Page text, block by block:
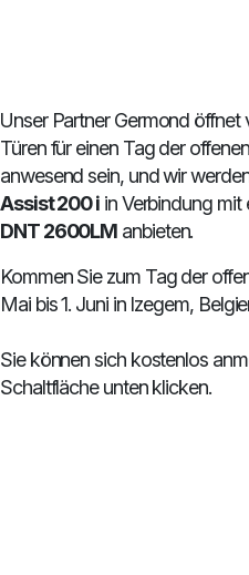
Unser Partner Germond öffnet
Türen für einen Tag der
anwesend sein, und wir
Assist 200 i in Verbindung mit
DNT 2600LM anbieten.
Kommen Sie zum Tag der
Mai bis 1. Juni in Izegem,
Sie können sich kostenlos
Schaltfläche unten klicken.